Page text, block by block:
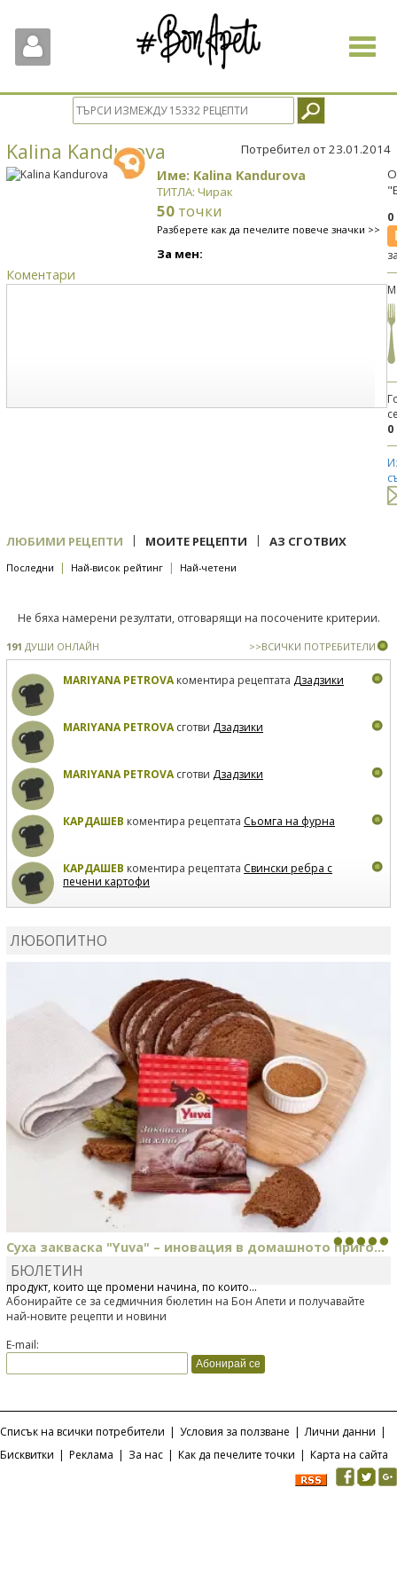
Toggle
Kalina Kandurova Потребител от 23.01.2014
Име: Kalina Kandurova
ТИТЛА: Чирак
50 точки
Разберете как да печелите повече значки >>
За мен:
Коментари
0
ЛЮБИМИ РЕЦЕПТИ | МОИТЕ РЕЦЕПТИ | АЗ СГОТВИХ
Последни | Най-висок рейтинг | Най-четени
Не бяха намерени резултати, отговарящи на посочените критерии.
191 ДУШИ ОНЛАЙН >>ВСИЧКИ ПОТРЕБИТЕЛИ
MARIYANA PETROVAкоментира рецептата Дзадзики
MARIYANA PETROVAсготви Дзадзики
MARIYANA PETROVAсготви Дзадзики
КАРДАШЕВ коментира рецептата Сьомга на фурна
КАРДАШЕВ коментира рецептата Свински ребра с
печени картофи
ЛЮБОПИТНО
Суха закваска "Yuva" – иновация в домашното приго...
Отскоро Лесафр България стартира предлагането на изцяло нов
продукт, който ще промени начина, по който...
БЮЛЕТИН
Абонирайте се за седмичния бюлетин на Бон Апети и получавайте
най-новите рецепти и новини
E-mail:
Списък на всички потребители | Условия за ползване | Лични данни |
Бисквитки | Реклама | За нас | Как да печелите точки | Карта на сайта